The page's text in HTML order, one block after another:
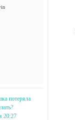
потеряла
20:27